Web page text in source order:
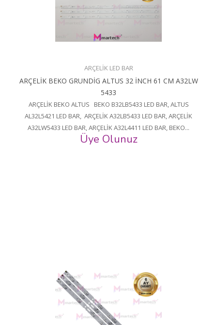
ARÇELİK LED BAR
ARÇELİK BEKO GRUNDİG ALTUS 32 İNCH 61 CM A32LW
5433
ARÇELİK BEKO ALTUS BEKO B32LB5433 LED BAR, ALTUS
AL32L5421 LED BAR, ARÇELİK A32LB5433 LED BAR, ARÇELİK
A32LW5433 LED BAR, ARÇELİK A32L4411 LED BAR, BEKO...
Üye Olunuz